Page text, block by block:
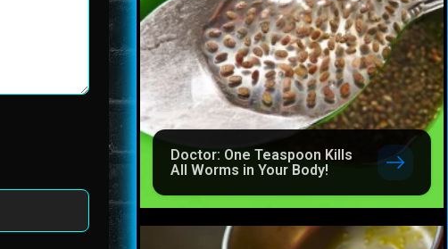
Doctor: One Teaspoon Kills
All Worms in Your Body!